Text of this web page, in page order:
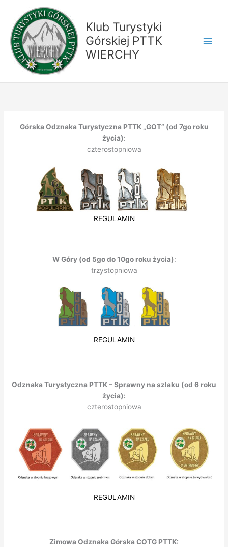
treści
Klub Turystyki
Górskiej PTTK
WIERCHY
Górska Odznaka Turystyczna PTTK „GOT” (od 7go roku
życia):
czterostopniowa
REGULAMIN
W Góry (od 5go do 10go roku życia):
trzystopniowa
REGULAMIN
Odznaka Turystyczna PTTK – Sprawny na szlaku (od 6 roku
życia):
czterostopniowa
REGULAMIN
Zimowa Odznaka Górska COTG PTTK: